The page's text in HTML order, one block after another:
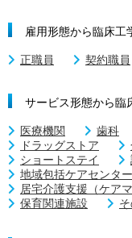
雇用形態から臨床工
正職員 契約職員
サービス形態から臨
医療機関 歯科
ドラッグストア
ショートステイ
地域包括ケアセンター
居宅介護支援（ケア
保育関連施設